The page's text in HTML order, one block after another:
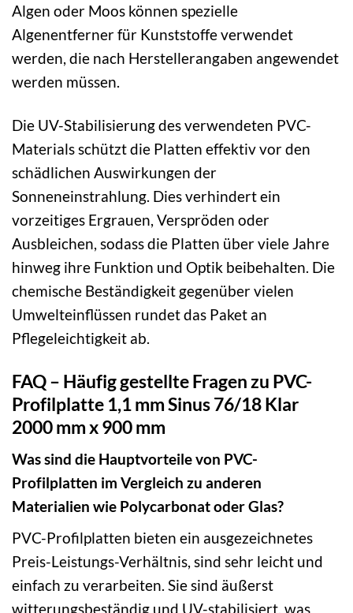
Algen oder Moos können spezielle
Algenentferner für Kunststoffe verwendet
werden, die nach Herstellerangaben angewendet
werden müssen.
Die UV-Stabilisierung des verwendeten PVC-
Materials schützt die Platten effektiv vor den
schädlichen Auswirkungen der
Sonneneinstrahlung. Dies verhindert ein
vorzeitiges Ergrauen, Verspröden oder
Ausbleichen, sodass die Platten über viele Jahre
hinweg ihre Funktion und Optik beibehalten. Die
chemische Beständigkeit gegenüber vielen
Umwelteinflüssen rundet das Paket an
Pflegeleichtigkeit ab.
FAQ – Häufig gestellte Fragen zu PVC-
Profilplatte 1,1 mm Sinus 76/18 Klar
2000 mm x 900 mm
Was sind die Hauptvorteile von PVC-
Profilplatten im Vergleich zu anderen
Materialien wie Polycarbonat oder Glas?
PVC-Profilplatten bieten ein ausgezeichnetes
Preis-Leistungs-Verhältnis, sind sehr leicht und
einfach zu verarbeiten. Sie sind äußerst
witterungsbeständig und UV-stabilisiert, was